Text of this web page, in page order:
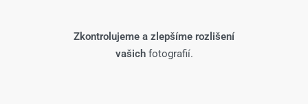
Zkontrolujeme a zlepšíme rozlišení
vašich fotografií.